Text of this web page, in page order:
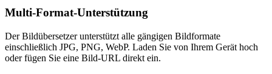
Multi-Format-Unterstützung
Der Bildübersetzer unterstützt alle gängigen Bildformate
einschließlich JPG, PNG, WebP. Laden Sie von Ihrem Gerät hoch
oder fügen Sie eine Bild-URL direkt ein.